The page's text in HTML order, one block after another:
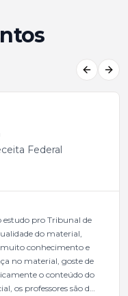
Federal
pro Tribunal de
do material,
conhecimento e
no material, goste de
o conteúdo do
os professores são de